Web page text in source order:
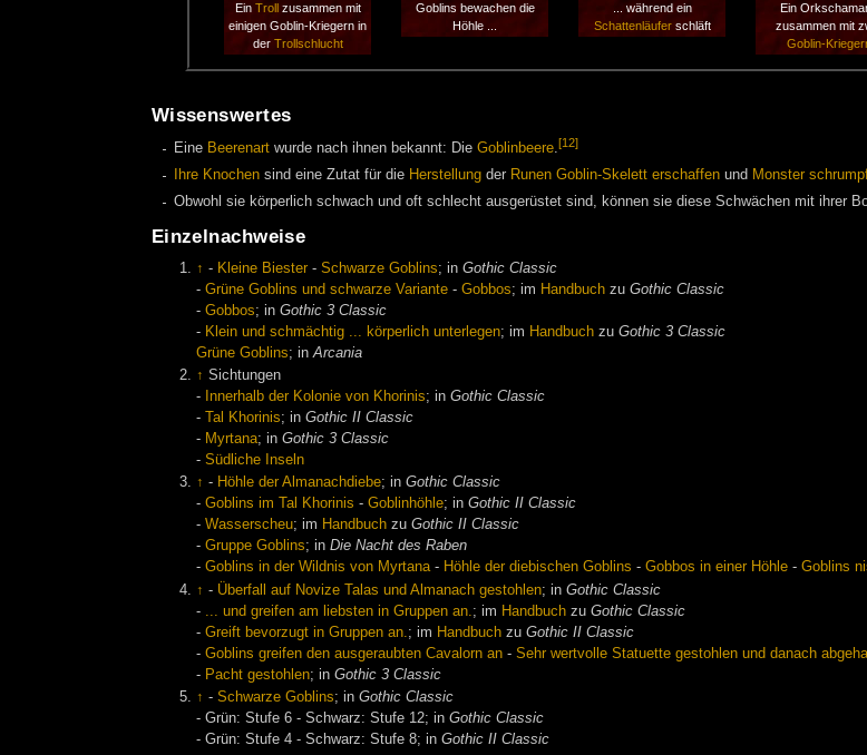
Ein Trollzusammen mit
einigen Goblin-Kriegern in
der Trollschlucht
Goblins bewachen die
Höhle ...
... während ein
Schattenläuferschläft
Ein
zusammen mit
Goblin-
Wissenswertes
Eine Beerenart wurde nach ihnen bekannt: Die Goblinbeere.[12]
Ihre Knochen sind eine Zutat für die Herstellung der Runen Goblin-Skelett erschaffen und Monster
Obwohl sie körperlich schwach und oft schlecht ausgerüstet sind, können sie diese Schwächen mit ihrer
Einzelnachweise
↑ - Kleine Biester -Schwarze Goblins; inGothic Classic
-Grüne Goblins und schwarze Variante -Gobbos; im Handbuch zuGothic Classic
-Gobbos; inGothic 3 Classic
- Klein und schmächtig ... körperlich unterlegen; im Handbuch zuGothic 3 Classic
Grüne Goblins; inArcania
↑ Sichtungen
-
Innerhalb der Kolonie von Khorinis; inGothic Classic
-
Tal Khorinis; inGothic II Classic
- Myrtana; inGothic 3 Classic
-Südliche Inseln
↑ - Höhle der Almanachdiebe; inGothic Classic
-Goblins im Tal Khorinis -Goblinhöhle; inGothic II Classic
-Wasserscheu; im Handbuch zuGothic II Classic
-Gruppe Goblins; inDie Nacht des Raben
-Goblins in der Wildnis von Myrtana- Höhle der diebischen Goblins -Gobbos in einer Höhle -Goblins
↑ - Überfall auf Novize Talas und Almanach gestohlen; inGothic Classic
-
... und greifen am liebsten in Gruppen an. ; im Handbuch zuGothic Classic
-Greift bevorzugt in Gruppen an. ; im Handbuch zuGothic II Classic
-Goblins greifen den ausgeraubten Cavalorn an -Sehr wertvolle Statuette gestohlen und danach
- Pacht gestohlen; inGothic 3 Classic
↑ -Schwarze Goblins; inGothic Classic
- Grün: Stufe 6 - Schwarz: Stufe 12; inGothic Classic
- Grün: Stufe 4 - Schwarz: Stufe 8; inGothic II Classic